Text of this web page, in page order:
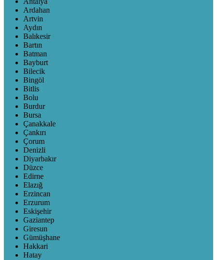
Ardahan
Artvin
Aydın
Balıkesir
Bartın
Batman
Bayburt
Bilecik
Bingöl
Bitlis
Bolu
Burdur
Bursa
Çanakkale
Çankırı
Çorum
Denizli
Diyarbakır
Düzce
Edirne
Elazığ
Erzincan
Erzurum
Eskişehir
Gaziantep
Giresun
Gümüşhane
Hakkari
Hatay